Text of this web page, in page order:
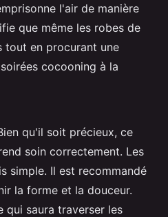
l'air de manière
que même les robes de
tout en procurant une
cocooning à la
qu'il soit précieux, ce
soin correctement. Les
simple. Il est recommandé
la forme et la douceur.
qui saura traverser les